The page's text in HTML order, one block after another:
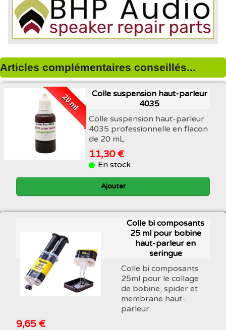
Articles complémentaires conseillés...
20 ml
Colle suspension haut-parleur
4035
Colle suspension haut-parleur
4035 professionnelle en flacon
de 20 mL.
11,30 €
En stock
Ajouter
Colle bi composants
25 ml pour bobine
haut-parleur en
seringue
Colle bi composants
25ml pour le collage
de bobine, spider et
membrane haut-
parleur.
9,65 €